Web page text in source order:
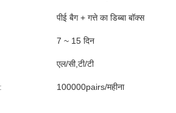
पीई बैग + गत्ते का डिब्बा बॉक्स
7 ~ 15 दिन
एल/सी,टी/टी
100000pairs/महीना